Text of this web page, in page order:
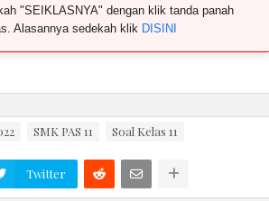
"SEIKLASNYA" dengan klik tanda panah
Alasannya sedekah klik DISINI
SMK PAS 11 Soal Kelas 11
Twitter